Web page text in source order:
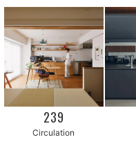
239
Circulation